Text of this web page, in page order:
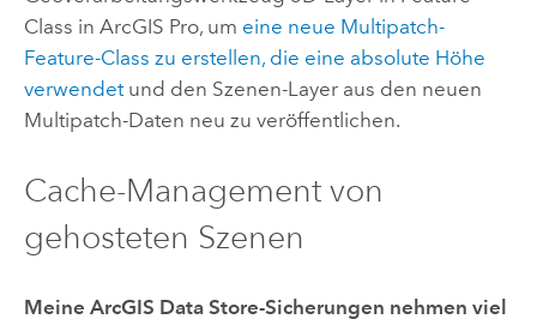
Class in ArcGIS Pro, um eine neue Multipatch-
Feature-Class zu erstellen, die eine absolute Höhe
verwendetund den Szenen-Layer aus den neuen
Multipatch-Daten neu zu veröffentlichen.
Cache-Management von
gehosteten Szenen
Meine ArcGIS Data Store-Sicherungen nehmen viel